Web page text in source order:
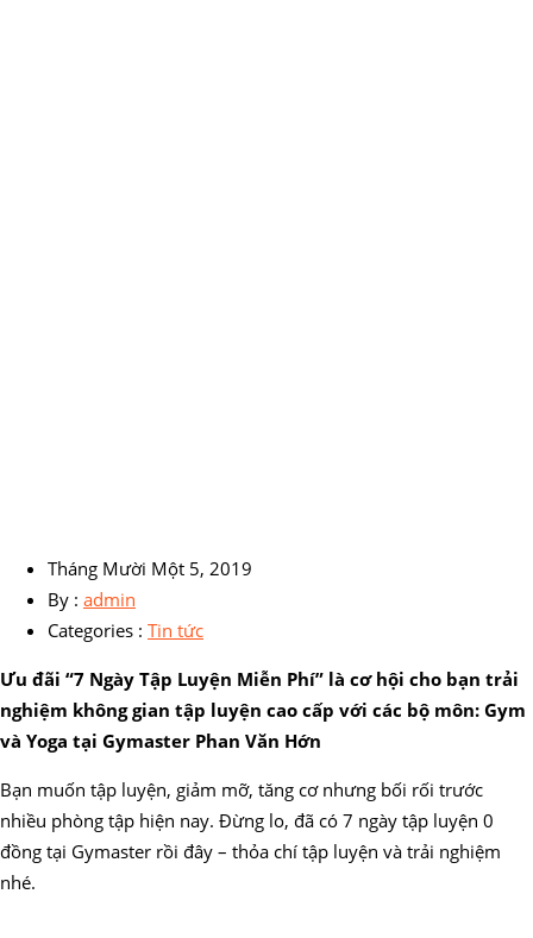
Tháng Mười Một 5, 2019
By : admin
Categories : Tin tức
Ưu đãi “7 Ngày Tập Luyện Miễn Phí” là cơ hội cho bạn trải
nghiệm không gian tập luyện cao cấp với các bộ môn: Gym
và Yoga tại Gymaster Phan Văn Hớn
Bạn muốn tập luyện, giảm mỡ, tăng cơ nhưng bối rối trước
nhiều phòng tập hiện nay. Đừng lo, đã có 7 ngày tập luyện 0
đồng tại Gymaster rồi đây – thỏa chí tập luyện và trải nghiệm
nhé.